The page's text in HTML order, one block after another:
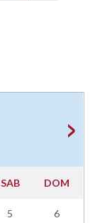
SAB DOM
5 6